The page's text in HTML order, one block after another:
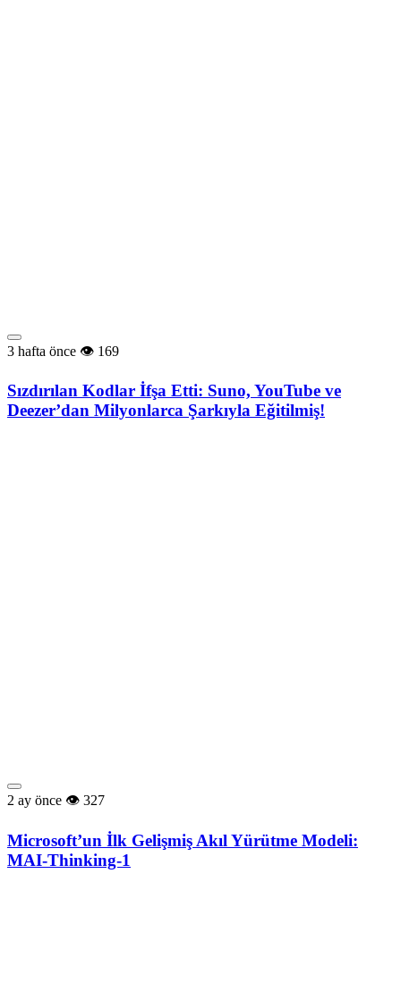
3 hafta önce 169
Sızdırılan Kodlar İfşa Etti: Suno, YouTube ve
Deezer’dan Milyonlarca Şarkıyla Eğitilmiş!
2 ay önce 327
Microsoft’un İlk Gelişmiş Akıl Yürütme Modeli:
MAI-Thinking-1